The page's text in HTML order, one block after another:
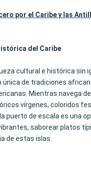
por el Caribe y las
del Caribe
cultural e histórica sin
única de tradiciones
Mientras navega
vírgenes, coloridos
puerto de escala es una
saborear platos
de estas islas.